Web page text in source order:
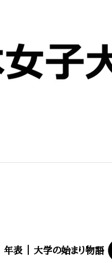
年表 大学の始まり物語